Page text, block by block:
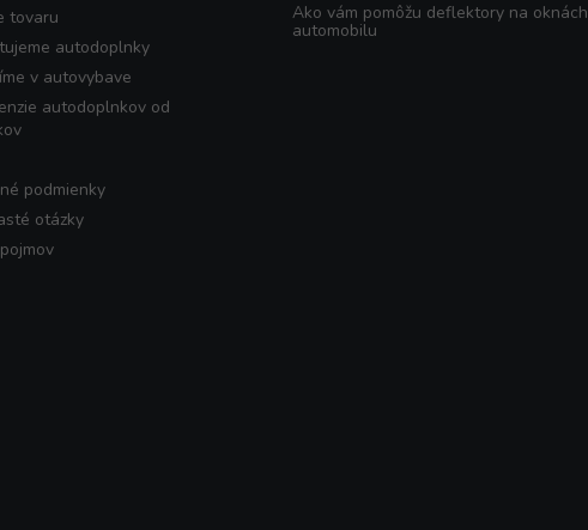
tovaru
autodoplnky
v autovybave
autodoplnkov od
podmienky
otázky
Ako vám pomôžu deflektory na oknách
automobilu